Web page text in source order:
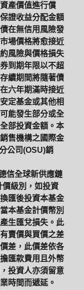
產價值進行償
證收益分配金額
在無信用風險發
場價格將愈接近
風險與價格損失
到期年限以不超
續期間將隨著債
六年期滿時接近
定基金或其他相
能發生部分或全
部投資金額。本
售機構之國際金
公司(OSU)銷
信全球新供應鏈
級別，如投資
匯後投資本基金
本基金計價幣別
生匯兌損失。此
賣價與買價之差
差，此價差依各
匯款費用且外幣
投資人亦須留意
時間而遞延。